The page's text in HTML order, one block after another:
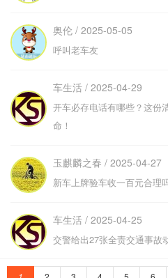
奥伦 / 2025-05-05
呼叫老车友
车生活 / 2025-04-29
开车必存电话有哪些？这份
命！
玉麒麟之春 / 2025-04-27
新车上牌验车收一百元合理
车生活 / 2025-04-25
交警给出27张全责交通事故